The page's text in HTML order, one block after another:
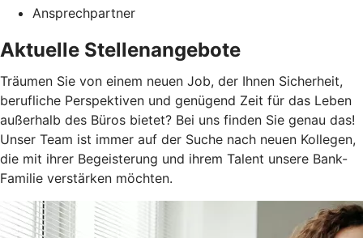
Ansprechpartner
Aktuelle Stellenangebote
Träumen Sie von einem neuen Job, der Ihnen Sicherheit,
berufliche Perspektiven und genügend Zeit für das Leben
außerhalb des Büros bietet? Bei uns finden Sie genau das!
Unser Team ist immer auf der Suche nach neuen Kollegen,
die mit ihrer Begeisterung und ihrem Talent unsere Bank-
Familie verstärken möchten.